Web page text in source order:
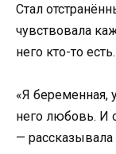
Стал
чувствовала
него кто-то есть.
«Я беременная,
него любовь. И
—